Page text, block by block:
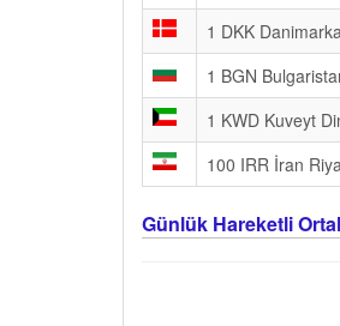
1 DKK
1 BGN
1 KWD Kuveyt
100 IRR İran
Günlük Hareketli